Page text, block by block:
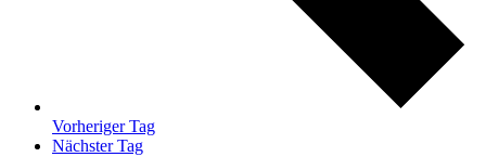
Vorheriger Tag
Nächster Tag